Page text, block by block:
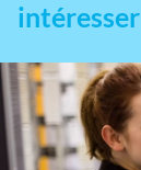
intéresser